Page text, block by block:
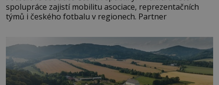
spolupráce zajistí mobilitu asociace, reprezentačních
týmů i českého fotbalu v regionech. Partner